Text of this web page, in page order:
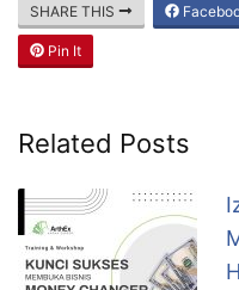
SHARE THIS
Pin It
Related Posts